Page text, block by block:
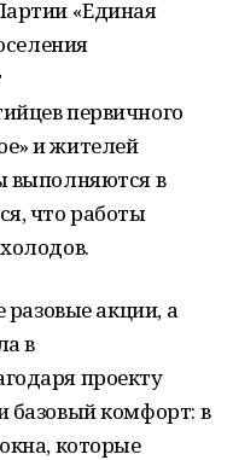
«Единая
первичного
и жителей
выполняются в
что работы
разовые акции, а
в
проекту
базовый комфорт: в
которые